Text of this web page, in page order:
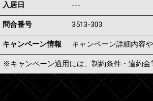
入居日 ---
問合番号 3513-303
キャンペーン情報 キャンペーン詳細内容
※キャンペーン適用には、制約条件・違約金